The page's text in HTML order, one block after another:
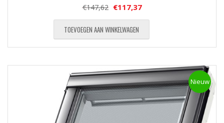
€147,62 €117,37
TOEVOEGEN AAN WINKELWAGEN
Nieuw